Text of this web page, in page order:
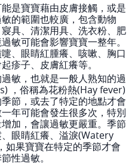
是寶寶藉由皮膚接觸，或是
的範圍也較廣，包含動物
具、清潔用具、洗衣粉、肥
敏可能會影響寶寶一整年。
、眼睛紅腫癢、咳嗽、胸口
疹子、皮膚紅癢等。
敏，也就是一般人熟知的過
，俗稱為花粉熱(Hay fever)
節，或去了特定的地點才會
年可能會發生很多次，特別
加，會讓過敏更嚴重。季節
眼睛紅癢、溢淚(Watery
如果寶寶在特定的季節才會
性過敏。